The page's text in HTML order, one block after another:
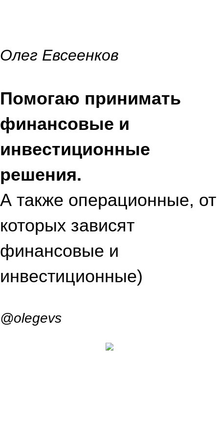
Олег Евсеенков
Помогаю принимать
финансовые и
инвестиционные
решения.
А также операционные, от
которых зависят
финансовые и
инвестиционные)
@olegevs